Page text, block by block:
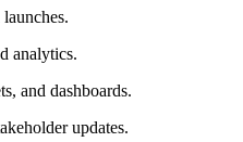
analytics.
and dashboards.
updates.